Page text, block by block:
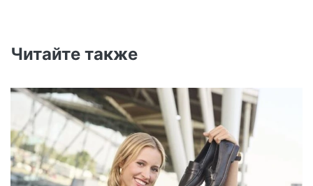
Читайте также